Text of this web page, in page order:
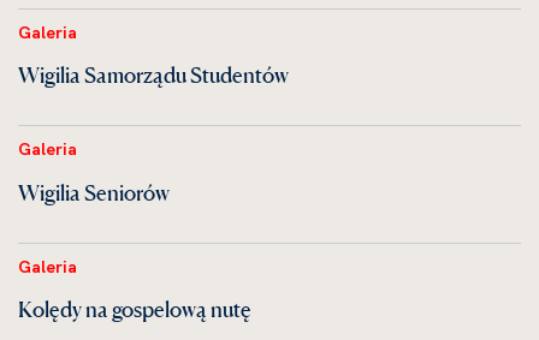
Galeria
Wigilia Samorządu Studentów
Galeria
Wigilia Seniorów
Galeria
Kolędy na gospelową nutę